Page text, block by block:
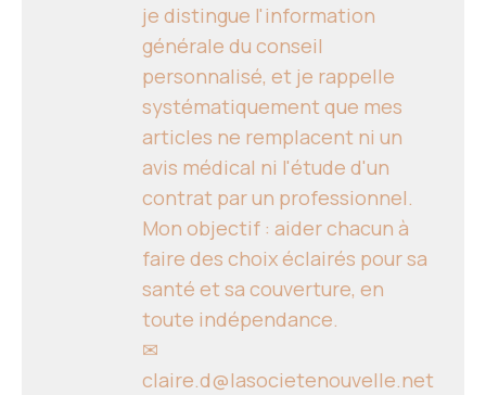
je distingue l'information
générale du conseil
personnalisé, et je rappelle
systématiquement que mes
articles ne remplacent ni un
avis médical ni l'étude d'un
contrat par un professionnel.
Mon objectif : aider chacun à
faire des choix éclairés pour sa
santé et sa couverture, en
toute indépendance.
✉
claire.d@lasocietenouvelle.net